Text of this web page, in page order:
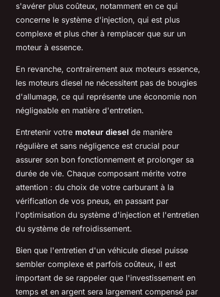
s'avérer plus coûteux, notamment en ce qui
concerne le système d'injection, qui est plus
complexe et plus cher à remplacer que sur un
moteur à essence.
En revanche, contrairement aux moteurs essence,
les moteurs diesel ne nécessitent pas de bougies
d'allumage, ce qui représente une économie non
négligeable en matière d'entretien.
Entretenir votre moteur diesel de manière
régulière et sans négligence est crucial pour
assurer son bon fonctionnement et prolonger sa
durée de vie. Chaque composant mérite votre
attention : du choix de votre carburant à la
vérification de vos pneus, en passant par
l'optimisation du système d'injection et l'entretien
du système de refroidissement.
Bien que l'entretien d'un véhicule diesel puisse
sembler complexe et parfois coûteux, il est
important de se rappeler que l'investissement en
temps et en argent sera largement compensé par